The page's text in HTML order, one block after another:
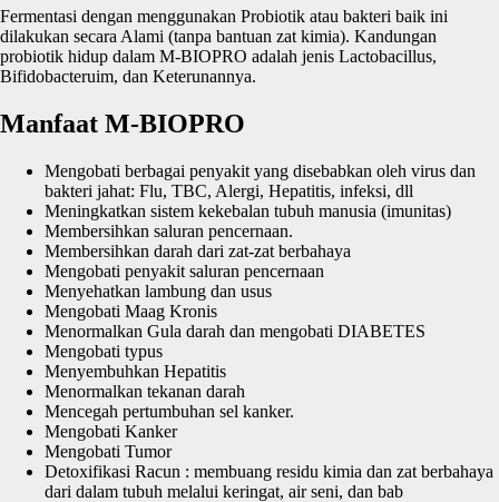
Fermentasi dengan menggunakan Probiotik atau bakteri baik ini
dilakukan secara Alami (tanpa bantuan zat kimia). Kandungan
probiotik hidup dalam M-BIOPRO adalah jenis Lactobacillus,
Bifidobacteruim, dan Keterunannya.
Manfaat M-BIOPRO
Mengobati berbagai penyakit yang disebabkan oleh virus dan
bakteri jahat: Flu, TBC, Alergi, Hepatitis, infeksi, dll
Meningkatkan sistem kekebalan tubuh manusia (imunitas)
Membersihkan saluran pencernaan.
Membersihkan darah dari zat-zat berbahaya
Mengobati penyakit saluran pencernaan
Menyehatkan lambung dan usus
Mengobati Maag Kronis
Menormalkan Gula darah dan mengobati DIABETES
Mengobati typus
Menyembuhkan Hepatitis
Menormalkan tekanan darah
Mencegah pertumbuhan sel kanker.
Mengobati Kanker
Mengobati Tumor
Detoxifikasi Racun : membuang residu kimia dan zat berbahaya
dari dalam tubuh melalui keringat, air seni, dan bab